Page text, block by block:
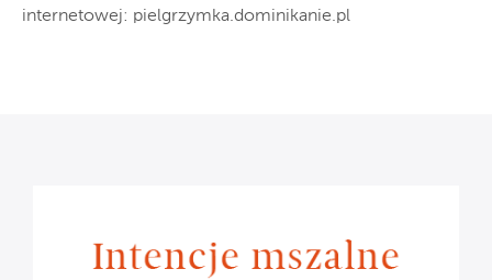
internetowej: pielgrzymka.dominikanie.pl